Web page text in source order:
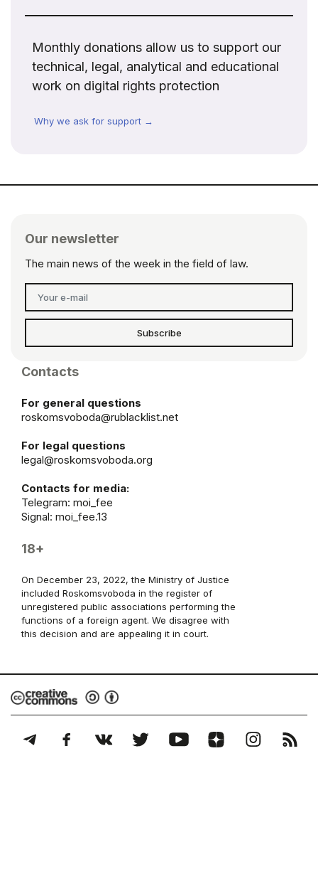
Monthly donations allow us to support our
technical, legal, analytical and educational
work on digital rights protection
Why we ask for support →
Our newsletter
The main news of the week in the field of law.
Subscribe
Contacts
For general questions
roskomsvoboda@rublacklist.net
For legal questions
legal@roskomsvoboda.org
Contacts for media:
Telegram: moi_fee
Signal: moi_fee.13
18+
On December 23, 2022, the Ministry of Justice
included Roskomsvoboda in the register of
unregistered public associations performing the
functions of a foreign agent. We disagree with
this decision and are appealing it in court.